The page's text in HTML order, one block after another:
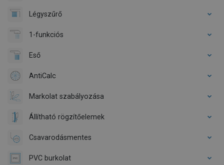
Légyszűrő
1-funkciós
Eső
AntiCalc
Markolat szabályozása
Állítható rögzítőelemek
Csavarodásmentes
PVC burkolat